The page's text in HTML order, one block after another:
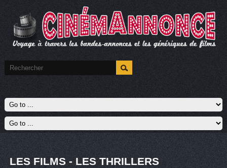
LES FILMS - LES THRILLERS